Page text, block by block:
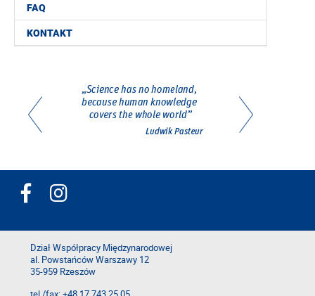
FAQ
KONTAKT
Dział Współpracy Międzynarodowej
al. Powstańców Warszawy 12
35-959 Rzeszów